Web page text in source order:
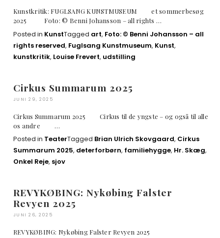
Kunstkritik: FUGLSANG KUNSTMUSEUM et sommerbesøg
2025 Foto: © Benni Johansson – all rights …
Posted in KunstTagged art, Foto: © Benni Johansson – all
rights reserved, Fuglsang Kunstmuseum, Kunst,
kunstkritik, Louise Frevert, udstilling
Cirkus Summarum 2025
JUNI 29, 2025
Cirkus Summarum 2025 Cirkus til de yngste – og også til alle
os andre …
Posted in TeaterTagged Brian Ulrich Skovgaard, Cirkus
Summarum 2025, deterforbørn, familiehygge, Hr. Skæg,
Onkel Reje, sjov
REVYKØBING: Nykøbing Falster
Revyen 2025
JUNI 26, 2025
REVYKØBING: Nykøbing Falster Revyen 2025